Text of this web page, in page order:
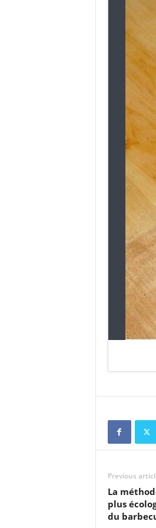
Previous
La
plus
du